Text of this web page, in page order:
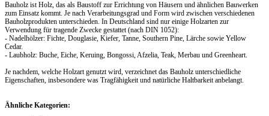
Bauholz ist Holz, das als Baustoff zur Errichtung von Häusern und ähnlichen Bauwerken
zum Einsatz kommt. Je nach Verarbeitungsgrad und Form wird zwischen verschiedenen
Bauholzprodukten unterschieden. In Deutschland sind nur einige Holzarten zur
Verwendung für tragende Zwecke gestattet (nach DIN 1052):
- Nadelhölzer: Fichte, Douglasie, Kiefer, Tanne, Southern Pine, Lärche sowie Yellow
Cedar.
- Laubholz: Buche, Eiche, Keruing, Bongossi, Afzelia, Teak, Merbau und Greenheart.
Je nachdem, welche Holzart genutzt wird, verzeichnet das Bauholz unterschiedliche
Eigenschaften, insbesondere was Tragfähigkeit und natürliche Haltbarkeit anbelangt.
Ähnliche Kategorien: